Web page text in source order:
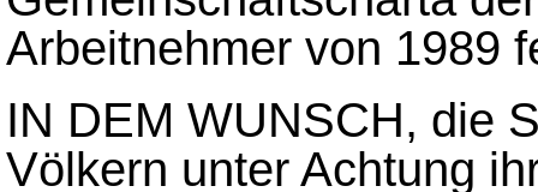
Arbeitnehmer von 1989
IN DEM WUNSCH, die
Völkern unter Achtung